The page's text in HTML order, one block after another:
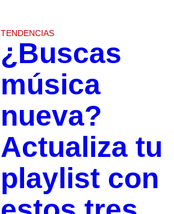
TENDENCIAS
¿Buscas
música
nueva?
Actualiza tu
playlist con